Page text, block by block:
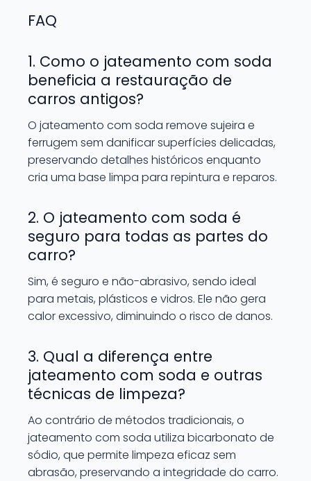
FAQ
1. Como o jateamento com soda
beneficia a restauração de
carros antigos?
O jateamento com soda remove sujeira e
ferrugem sem danificar superfícies delicadas,
preservando detalhes históricos enquanto
cria uma base limpa para repintura e reparos.
2. O jateamento com soda é
seguro para todas as partes do
carro?
Sim, é seguro e não-abrasivo, sendo ideal
para metais, plásticos e vidros. Ele não gera
calor excessivo, diminuindo o risco de danos.
3. Qual a diferença entre
jateamento com soda e outras
técnicas de limpeza?
Ao contrário de métodos tradicionais, o
jateamento com soda utiliza bicarbonato de
sódio, que permite limpeza eficaz sem
abrasão, preservando a integridade do carro.